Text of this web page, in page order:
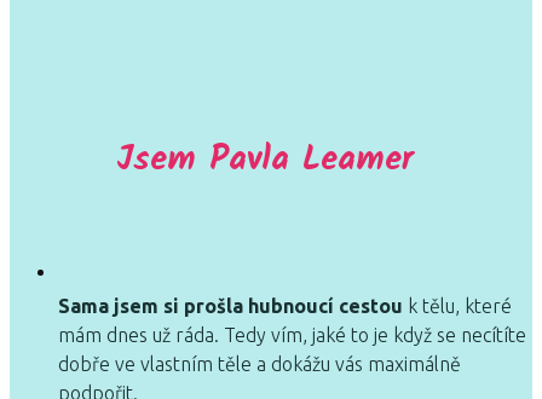
Jsem Pavla Leamer
Sama jsem si prošla hubnoucí cestou k tělu, které
mám dnes už ráda. Tedy vím, jaké to je když se necítíte
dobře ve vlastním těle a dokážu vás maximálně
podpořit.